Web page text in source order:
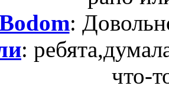
:
:
что-